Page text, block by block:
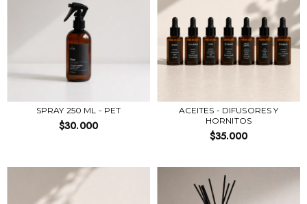
SPRAY 250 ML - PET
$30.000
ACEITES - DIFUSORES Y
HORNITOS
$35.000